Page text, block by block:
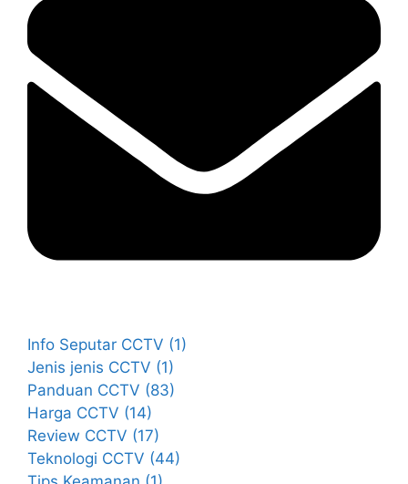
Info Seputar CCTV (1)
Jenis jenis CCTV (1)
Panduan CCTV (83)
Harga CCTV (14)
Review CCTV (17)
Teknologi CCTV (44)